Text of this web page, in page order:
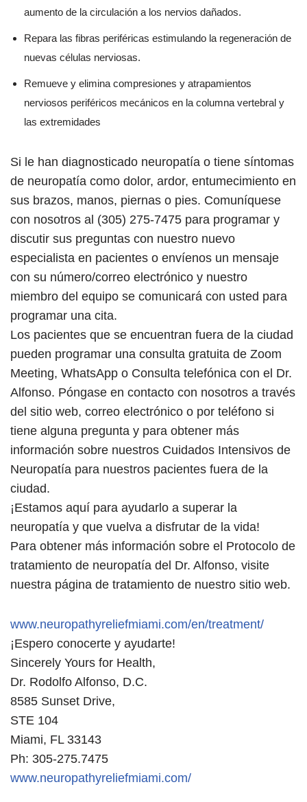
aumento de la circulación a los nervios dañados.
Repara las fibras periféricas estimulando la regeneración de
nuevas células nerviosas.
Remueve y elimina compresiones y atrapamientos
nerviosos periféricos mecánicos en la columna vertebral y
las extremidades
Si le han diagnosticado neuropatía o tiene síntomas
de neuropatía como dolor, ardor, entumecimiento en
sus brazos, manos, piernas o pies. Comuníquese
con nosotros al (305) 275-7475 para programar y
discutir sus preguntas con nuestro nuevo
especialista en pacientes o envíenos un mensaje
con su número/correo electrónico y nuestro
miembro del equipo se comunicará con usted para
programar una cita.
Los pacientes que se encuentran fuera de la ciudad
pueden programar una consulta gratuita de Zoom
Meeting, WhatsApp o Consulta telefónica con el Dr.
Alfonso. Póngase en contacto con nosotros a través
del sitio web, correo electrónico o por teléfono si
tiene alguna pregunta y para obtener más
información sobre nuestros Cuidados Intensivos de
Neuropatía para nuestros pacientes fuera de la
ciudad.
¡Estamos aquí para ayudarlo a superar la
neuropatía y que vuelva a disfrutar de la vida!
Para obtener más información sobre el Protocolo de
tratamiento de neuropatía del Dr. Alfonso, visite
nuestra página de tratamiento de nuestro sitio web.
www.neuropathyreliefmiami.com/en/treatment/
¡Espero conocerte y ayudarte!
Sincerely Yours for Health,
Dr. Rodolfo Alfonso, D.C.
8585 Sunset Drive,
STE 104
Miami, FL 33143
Ph: 305-275.7475
www.neuropathyreliefmiami.com/